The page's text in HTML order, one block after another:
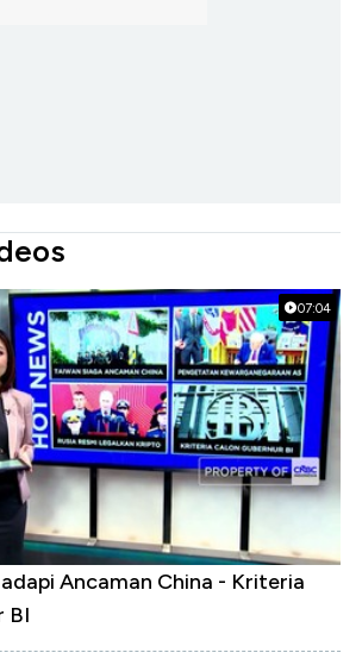
07:04
Ancaman China - Kriteria
BI